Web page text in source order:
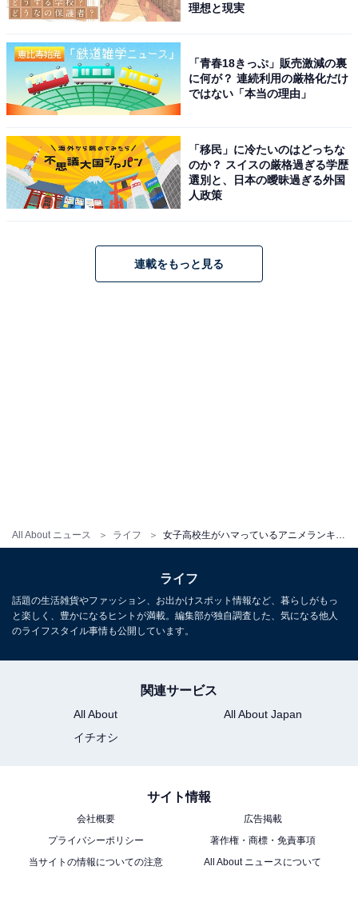
All About ニュース ライフ 女子高校生がハマっているアニメランキング！ 2位は『呪術廻戦』、1位は？
理想と現実
「青春18きっぷ」販売激減の裏
に何が？ 連続利用の厳格化だけ
ではない「本当の理由」
「移民」に冷たいのはどっちな
のか？ スイスの厳格過ぎる学歴
選別と、日本の曖昧過ぎる外国
人政策
連載をもっと見る
ライフ
話題の生活雑貨やファッション、お出かけスポット情報など、暮らしがもっ
と楽しく、豊かになるヒントが満載。編集部が独自調査した、気になる他人
のライフスタイル事情も公開しています。
関連サービス
All About
All About Japan
イチオシ
サイト情報
会社概要
広告掲載
プライバシーポリシー
著作権・商標・免責事項
当サイトの情報についての注意
All About ニュースについて